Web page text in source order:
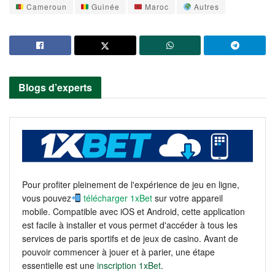
Cameroun
Guinée Maroc Autres
Blogs d’experts
Pour profiter pleinement de l'expérience de jeu en ligne,
vous pouvez
télécharger 1xBet sur votre appareil
mobile. Compatible avec iOS et Android, cette application
est facile à installer et vous permet d'accéder à tous les
services de paris sportifs et de jeux de casino. Avant de
pouvoir commencer à jouer et à parier, une étape
essentielle est une inscription 1xBet.